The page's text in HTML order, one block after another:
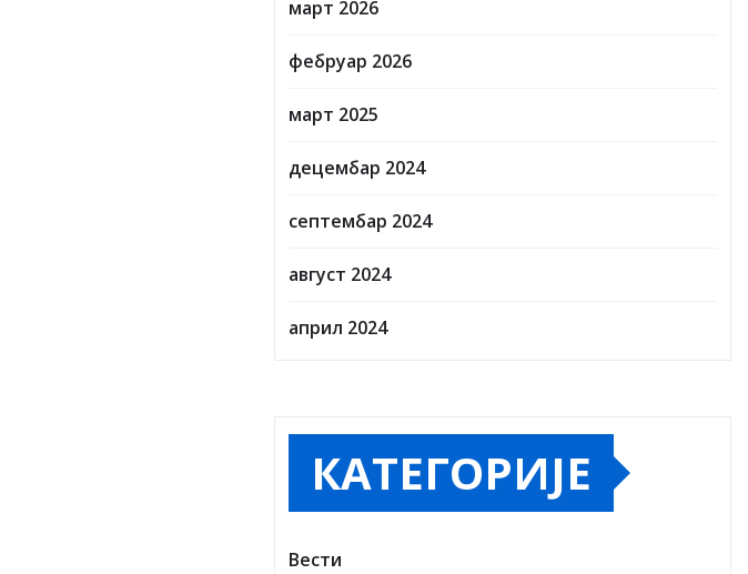
март 2026
фебруар 2026
март 2025
децембар 2024
септембар 2024
август 2024
април 2024
КАТЕГОРИЈЕ
Вести